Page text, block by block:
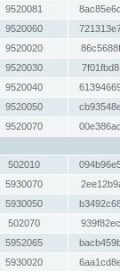
9520081
9520060
9520020
9520030
9520040
9520050
9520070
502010
5930070
5930050
502070
5952065
5930020